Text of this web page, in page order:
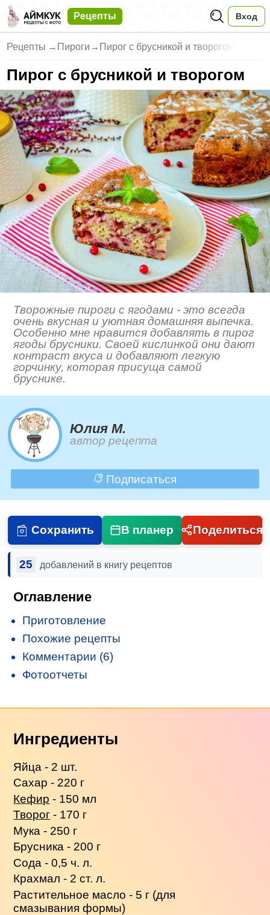
Рецепты Вход
Рецепты → Пироги → Пирог с брусникой и творогом
Пирог с брусникой и творогом
Творожные пироги с ягодами - это всегда
очень вкусная и уютная домашняя выпечка.
Особенно мне нравится добавлять в пирог
ягоды брусники. Своей кислинкой они дают
контраст вкуса и добавляют легкую
горчинку, которая присуща самой
бруснике.
Юлия М.
автор рецепта
Подписаться
Сохранить В планер Поделиться
25 добавлений в книгу рецептов
Оглавление
Приготовление
Похожие рецепты
Комментарии (6)
Фотоотчеты
Ингредиенты
Яйца - 2 шт.
Сахар - 220 г
Кефир - 150 мл
Творог - 170 г
Мука - 250 г
Брусника - 200 г
Сода - 0,5 ч. л.
Крахмал - 2 ст. л.
Растительное масло - 5 г (для
смазывания формы)